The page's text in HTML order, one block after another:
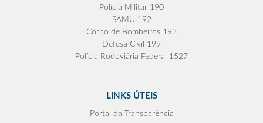
Polícia Militar 190
SAMU 192
Corpo de Bombeiros 193
Defesa Civil 199
Polícia Rodoviária Federal 1527
LINKS ÚTEIS
Portal da Transparência